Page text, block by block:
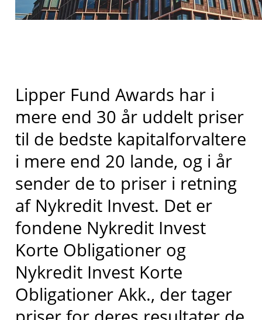
Lipper Fund Awards har i
mere end 30 år uddelt priser
til de bedste kapitalforvaltere
i mere end 20 lande, og i år
sender de to priser i retning
af Nykredit Invest. Det er
fondene Nykredit Invest
Korte Obligationer og
Nykredit Invest Korte
Obligationer Akk., der tager